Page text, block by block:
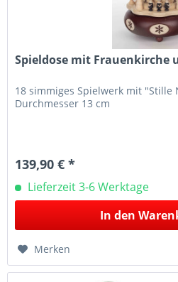
Spieldose mit Frauenkirche
18 simmiges Spielwerk mit "Stille
Durchmesser 13 cm
139,90 € *
Lieferzeit 3-6 Werktage
In den
Merken